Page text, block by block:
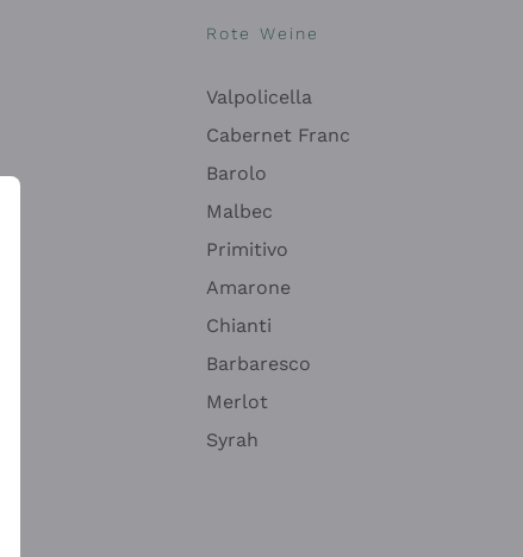
Rote Weine
Valpolicella
Cabernet Franc
Barolo
Malbec
Primitivo
Amarone
Chianti
Barbaresco
Merlot
Syrah